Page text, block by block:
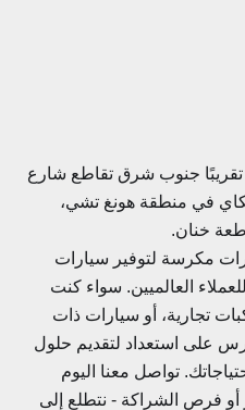
مترًا تقريبًا جنوب شرق تقاطع شارع
في منطقة هونغ تشي،
خنان.
لتوفير سيارات
العالميين. سواء كنت
أو سيارات ذات
استعداد لتقديم حلول
تواصل معنا اليوم
الشراكة - نتطلع إلى